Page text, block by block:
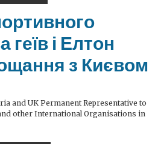
геїв і Елтон
з Києвом
and UK Permanent Representative to
other International Organisations in